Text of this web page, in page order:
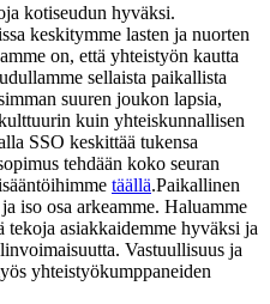
kotiseudun hyväksi.
keskitymme lasten ja nuorten
on, että yhteistyön kautta
sellaista paikallista
suuren joukon lapsia,
kuin yhteiskunnallisen
SSO keskittää tukensa
tehdään koko seuran
täällä.Paikallinen
iso osa arkeamme. Haluamme
tekoja asiakkaidemme hyväksi ja
Vastuullisuus ja
yhteistyökumppaneiden